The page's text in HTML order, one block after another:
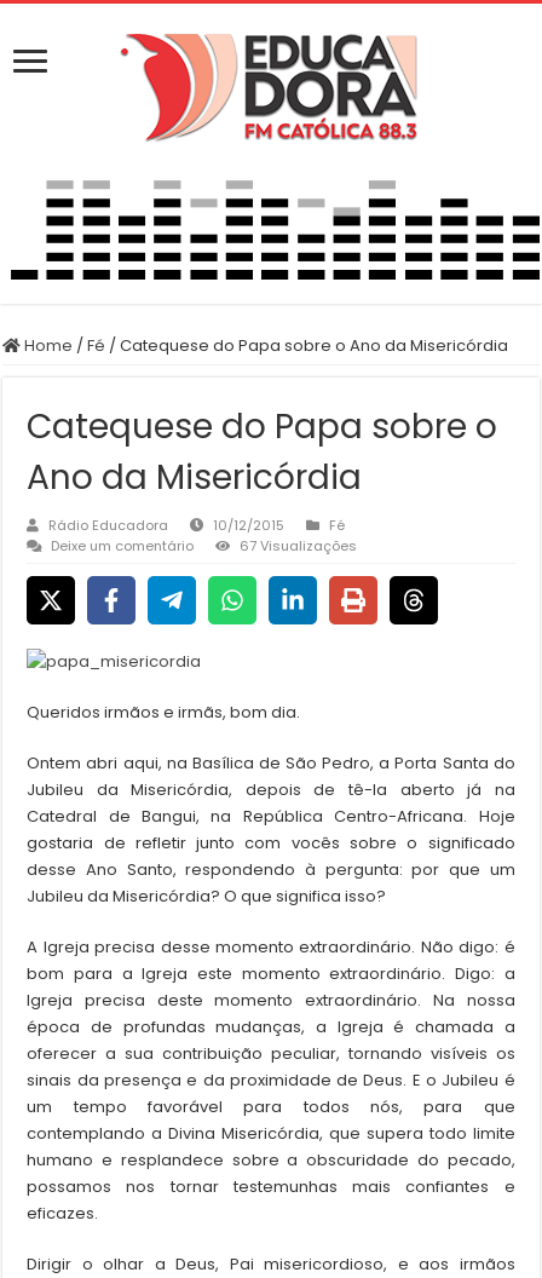
Home /Fé /Catequese do Papa sobre o Ano da Misericórdia
Catequese do Papa sobre o
Ano da Misericórdia
Rádio Educadora 10/12/2015
Fé
Deixe um comentário
67 Visualizações
Queridos irmãos e irmãs, bom dia.
Ontem abri aqui, na Basílica de São Pedro, a Porta Santa do
Jubileu da Misericórdia, depois de tê-la aberto já na
Catedral de Bangui, na República Centro-Africana. Hoje
gostaria de refletir junto com vocês sobre o significado
desse Ano Santo, respondendo à pergunta: por que um
Jubileu da Misericórdia? O que significa isso?
A Igreja precisa desse momento extraordinário. Não digo: é
bom para a Igreja este momento extraordinário. Digo: a
Igreja precisa deste momento extraordinário. Na nossa
época de profundas mudanças, a Igreja é chamada a
oferecer a sua contribuição peculiar, tornando visíveis os
sinais da presença e da proximidade de Deus. E o Jubileu é
um tempo favorável para todos nós, para que
contemplando a Divina Misericórdia, que supera todo limite
humano e resplandece sobre a obscuridade do pecado,
possamos nos tornar testemunhas mais confiantes e
eficazes.
Dirigir o olhar a Deus, Pai misericordioso, e aos irmãos